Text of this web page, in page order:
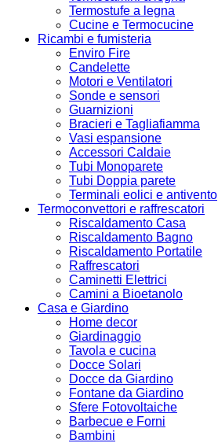
Termostufe a legna
Cucine e Termocucine
Ricambi e fumisteria
Enviro Fire
Candelette
Motori e Ventilatori
Sonde e sensori
Guarnizioni
Bracieri e Tagliafiamma
Vasi espansione
Accessori Caldaie
Tubi Monoparete
Tubi Doppia parete
Terminali eolici e antivento
Termoconvettori e raffrescatori
Riscaldamento Casa
Riscaldamento Bagno
Riscaldamento Portatile
Raffrescatori
Caminetti Elettrici
Camini a Bioetanolo
Casa e Giardino
Home decor
Giardinaggio
Tavola e cucina
Docce Solari
Docce da Giardino
Fontane da Giardino
Sfere Fotovoltaiche
Barbecue e Forni
Bambini